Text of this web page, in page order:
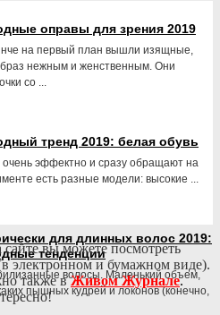
оправы для зрения 2019
на первый план вышли изящные,
нежным и женственным. Они
со ...
тренд 2019: белая обувь
очень эффектно и сразу обращают на
есть разные модели: высокие ...
для длинных волос 2019:
тенденции
волосы. Маленький объем,
пышных кудрей и локонов (конечно,
сайте вы можете посмотреть
электронном и бумажном виде).
также в Живом Журнале.